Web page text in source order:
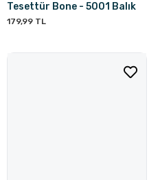
Tesettür Bone - 5001 Balık
179,99 TL